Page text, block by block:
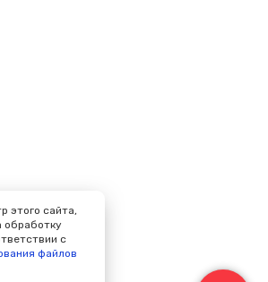
этого сайта,
обработку
с
файлов